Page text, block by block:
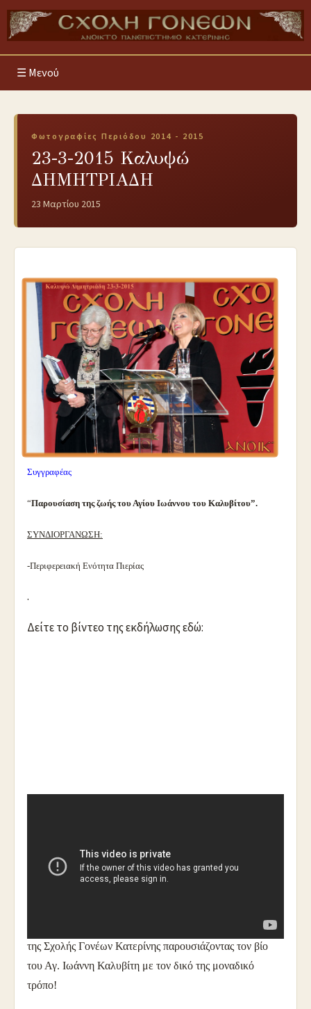
Μενού
Φωτογραφίες Περιόδου 2014 - 2015
23-3-2015 Καλυψώ
ΔΗΜΗΤΡΙΑΔΗ
23 Μαρτίου 2015
Συγγραφέας
“Παρουσίαση της ζωής του Αγίου Ιωάννου του Καλυβίτου”.
ΣΥΝΔΙΟΡΓΑΝΩΣΗ:
-Περιφερειακή Ενότητα Πιερίας
.
Δείτε το βίντεο της εκδήλωσης εδώ:
συγγραφέας – ποιήτρια κ. Καλυψώ Δημητριάδη το κοινό
της Σχολής Γονέων Κατερίνης παρουσιάζοντας τον βίο
του Αγ. Ιωάννη Καλυβίτη με τον δικό της μοναδικό
τρόπο!